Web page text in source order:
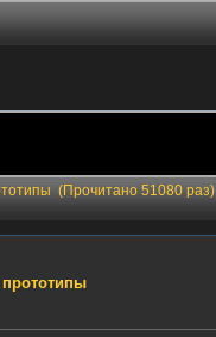
(Прочитано 51080 раз)
прототипы